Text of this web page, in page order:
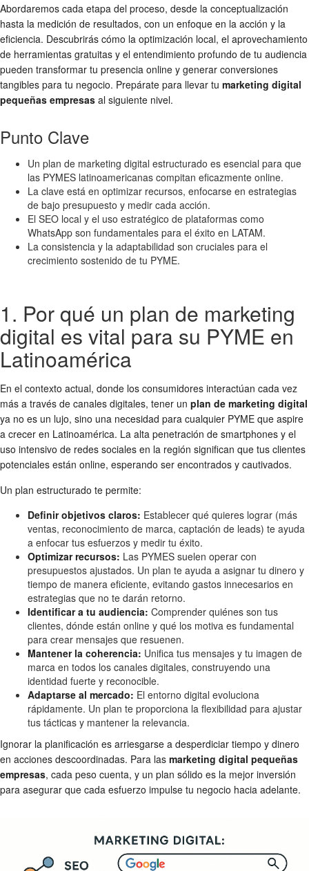
Abordaremos cada etapa del proceso, desde la conceptualización
hasta la medición de resultados, con un enfoque en la acción y la
eficiencia. Descubrirás cómo la optimización local, el aprovechamiento
de herramientas gratuitas y el entendimiento profundo de tu audiencia
pueden transformar tu presencia online y generar conversiones
tangibles para tu negocio. Prepárate para llevar tu marketing digital
pequeñas empresas al siguiente nivel.
Punto Clave
Un plan de marketing digital estructurado es esencial para que
las PYMES latinoamericanas compitan eficazmente online.
La clave está en optimizar recursos, enfocarse en estrategias
de bajo presupuesto y medir cada acción.
El SEO local y el uso estratégico de plataformas como
WhatsApp son fundamentales para el éxito en LATAM.
La consistencia y la adaptabilidad son cruciales para el
crecimiento sostenido de tu PYME.
1. Por qué un plan de marketing
digital es vital para su PYME en
Latinoamérica
En el contexto actual, donde los consumidores interactúan cada vez
más a través de canales digitales, tener un plan de marketing digital
ya no es un lujo, sino una necesidad para cualquier PYME que aspire
a crecer en Latinoamérica. La alta penetración de smartphones y el
uso intensivo de redes sociales en la región significan que tus clientes
potenciales están online, esperando ser encontrados y cautivados.
Un plan estructurado te permite:
Definir objetivos claros: Establecer qué quieres lograr (más
ventas, reconocimiento de marca, captación de leads) te ayuda
a enfocar tus esfuerzos y medir tu éxito.
Optimizar recursos: Las PYMES suelen operar con
presupuestos ajustados. Un plan te ayuda a asignar tu dinero y
tiempo de manera eficiente, evitando gastos innecesarios en
estrategias que no te darán retorno.
Identificar a tu audiencia: Comprender quiénes son tus
clientes, dónde están online y qué los motiva es fundamental
para crear mensajes que resuenen.
Mantener la coherencia: Unifica tus mensajes y tu imagen de
marca en todos los canales digitales, construyendo una
identidad fuerte y reconocible.
Adaptarse al mercado: El entorno digital evoluciona
rápidamente. Un plan te proporciona la flexibilidad para ajustar
tus tácticas y mantener la relevancia.
Ignorar la planificación es arriesgarse a desperdiciar tiempo y dinero
en acciones descoordinadas. Para las marketing digital pequeñas
empresas, cada peso cuenta, y un plan sólido es la mejor inversión
para asegurar que cada esfuerzo impulse tu negocio hacia adelante.